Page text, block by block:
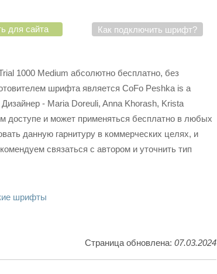
для сайта Как подключить шрифт?
1000 Medium абсолютно бесплатно, без
шрифта является CoFo Peshka is a
- Maria Doreuli, Anna Khorash, Krista
доступе и может применяться бесплатно в любых
данную гарнитуру в коммерческих целях, и
связаться с автором и уточнить тип
шрифты
Страница обновлена: 07.03.2024